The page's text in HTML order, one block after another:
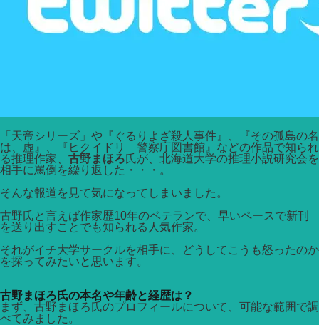
「天帝シリーズ」や『ぐるりよざ殺人事件』、『その孤島の名
は、虚』、『ヒクイドリ 警察庁図書館』などの作品で知られ
る推理作家、 古野まほろ氏が、北海道大学の推理小説研究会を
相手に罵倒を繰り返した・・・。
そんな報道を見て気になってしまいました。
古野氏と言えば作家歴10年のベテランで、早いペースで新刊
を送り出すことでも知られる人気作家。
それがイチ大学サークルを相手に、どうしてこうも怒ったのか
を探ってみたいと思います。
古野まほろ氏の本名や年齢と経歴は？
まず、古野まほろ氏のプロフィールについて、可能な範囲で調
べてみました。